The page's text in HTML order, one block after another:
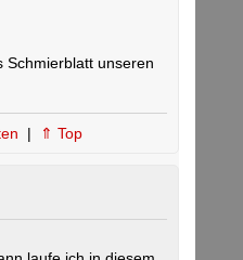
Schmierblatt unseren
| ⇑ Top